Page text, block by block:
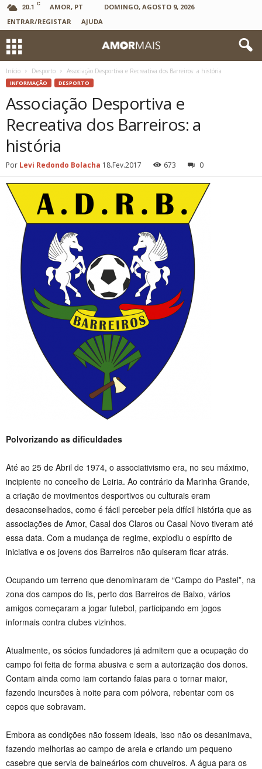
20.1 C AMOR, PT
DOMINGO, AGOSTO 9, 2026
ENTRAR/REGISTAR
AJUDA
Início Desporto Associação Desportiva e Recreativa dos Barreiros: a história
INFORMAÇÃO DESPORTO
Associação Desportiva e
Recreativa dos Barreiros: a
história
Por Levi Redondo Bolacha 18.Fev.2017 673 0
Polvorizando as dificuldades
Até ao 25 de Abril de 1974, o associativismo era, no seu máximo,
incipiente no concelho de Leiria. Ao contrário da Marinha Grande,
a criação de movimentos desportivos ou culturais eram
desaconselhados, como é fácil perceber pela difícil história que as
associações de Amor, Casal dos Claros ou Casal Novo tiveram até
essa data. Com a mudança de regime, explodiu o espírito de
iniciativa e os jovens dos Barreiros não quiseram ficar atrás.
Ocupando um terreno que denominaram de “Campo do Pastel”, na
zona dos campos do lis, perto dos Barreiros de Baixo, vários
amigos começaram a jogar futebol, participando em jogos
informais contra clubes vizinhos.
Atualmente, os sócios fundadores já admitem que a ocupação do
campo foi feita de forma abusiva e sem a autorização dos donos.
Contam ainda como iam cortando faias para o tornar maior,
fazendo incursões à noite para com pólvora, rebentar com os
cepos que sobravam.
Embora as condições não fossem ideais, isso não os desanimava,
fazendo melhorias ao campo de areia e criando um pequeno
casebre que servia de balneários com chuveiros. A água para os